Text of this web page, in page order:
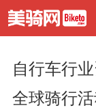
自行车行
全球骑行